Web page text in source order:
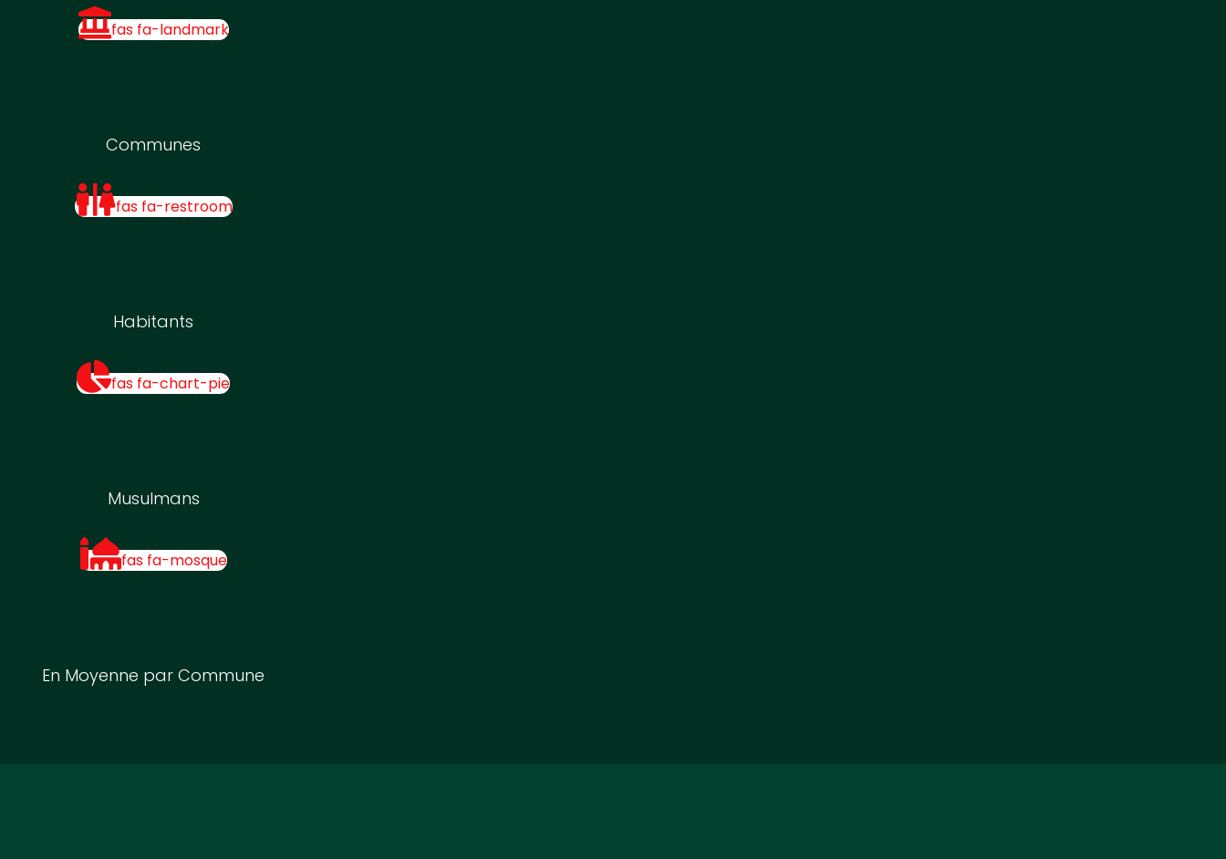
fas fa-landmark
Communes
fas fa-restroom
Habitants
fas fa-chart-pie
Musulmans
fas fa-mosque
En Moyenne par Commune